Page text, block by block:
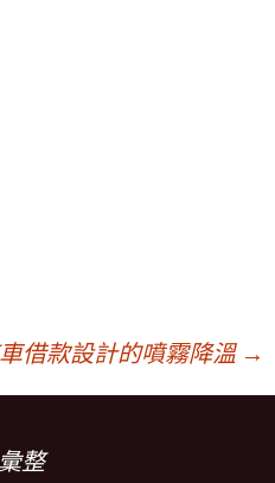
借款設計的噴霧降溫 →
彙整